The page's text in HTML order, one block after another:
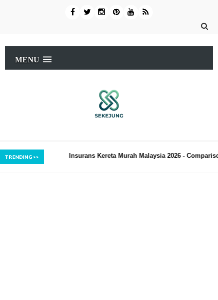
MENU
Kereta Murah Malaysia 2026 - Comparison dan Tips